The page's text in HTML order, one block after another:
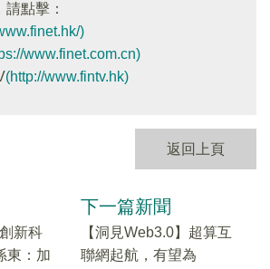
點擊：
)
www.finet.com.cn)
(http://www.fintv.hk)
返回上頁
新科
東：加
下一篇新聞
【洞見Web3.0】超算互
聯網起航，有望為